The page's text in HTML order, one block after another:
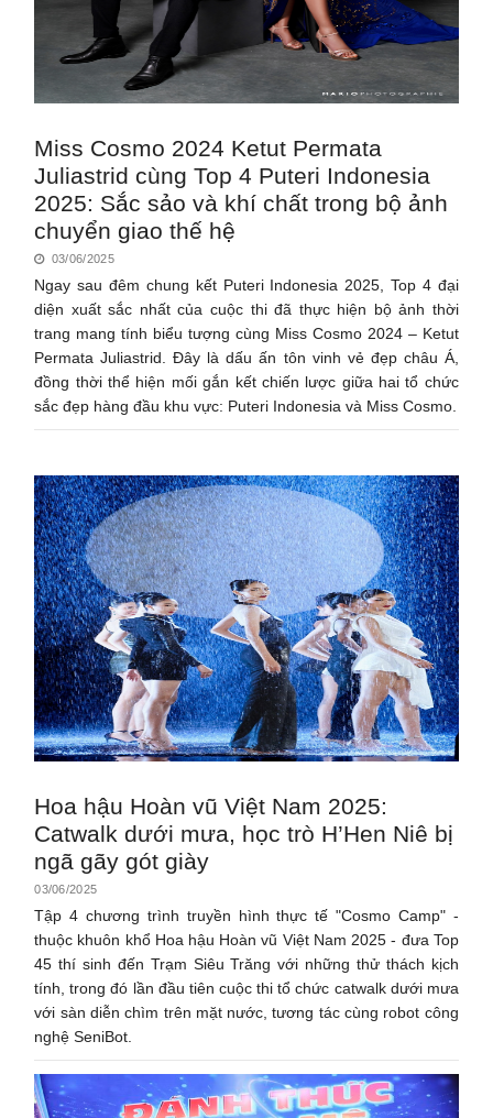
Miss Cosmo 2024 Ketut Permata
Juliastrid cùng Top 4 Puteri Indonesia
2025: Sắc sảo và khí chất trong bộ ảnh
chuyển giao thế hệ
03/06/2025
Ngay sau đêm chung kết Puteri Indonesia 2025, Top 4 đại
diện xuất sắc nhất của cuộc thi đã thực hiện bộ ảnh thời
trang mang tính biểu tượng cùng Miss Cosmo 2024 – Ketut
Permata Juliastrid. Đây là dấu ấn tôn vinh vẻ đẹp châu Á,
đồng thời thể hiện mối gắn kết chiến lược giữa hai tổ chức
sắc đẹp hàng đầu khu vực: Puteri Indonesia và Miss Cosmo.
Hoa hậu Hoàn vũ Việt Nam 2025:
Catwalk dưới mưa, học trò H’Hen Niê bị
ngã gãy gót giày
03/06/2025
Tập 4 chương trình truyền hình thực tế "Cosmo Camp" -
thuộc khuôn khổ Hoa hậu Hoàn vũ Việt Nam 2025 - đưa Top
45 thí sinh đến Trạm Siêu Trăng với những thử thách kịch
tính, trong đó lần đầu tiên cuộc thi tổ chức catwalk dưới mưa
với sàn diễn chìm trên mặt nước, tương tác cùng robot công
nghệ SeniBot.